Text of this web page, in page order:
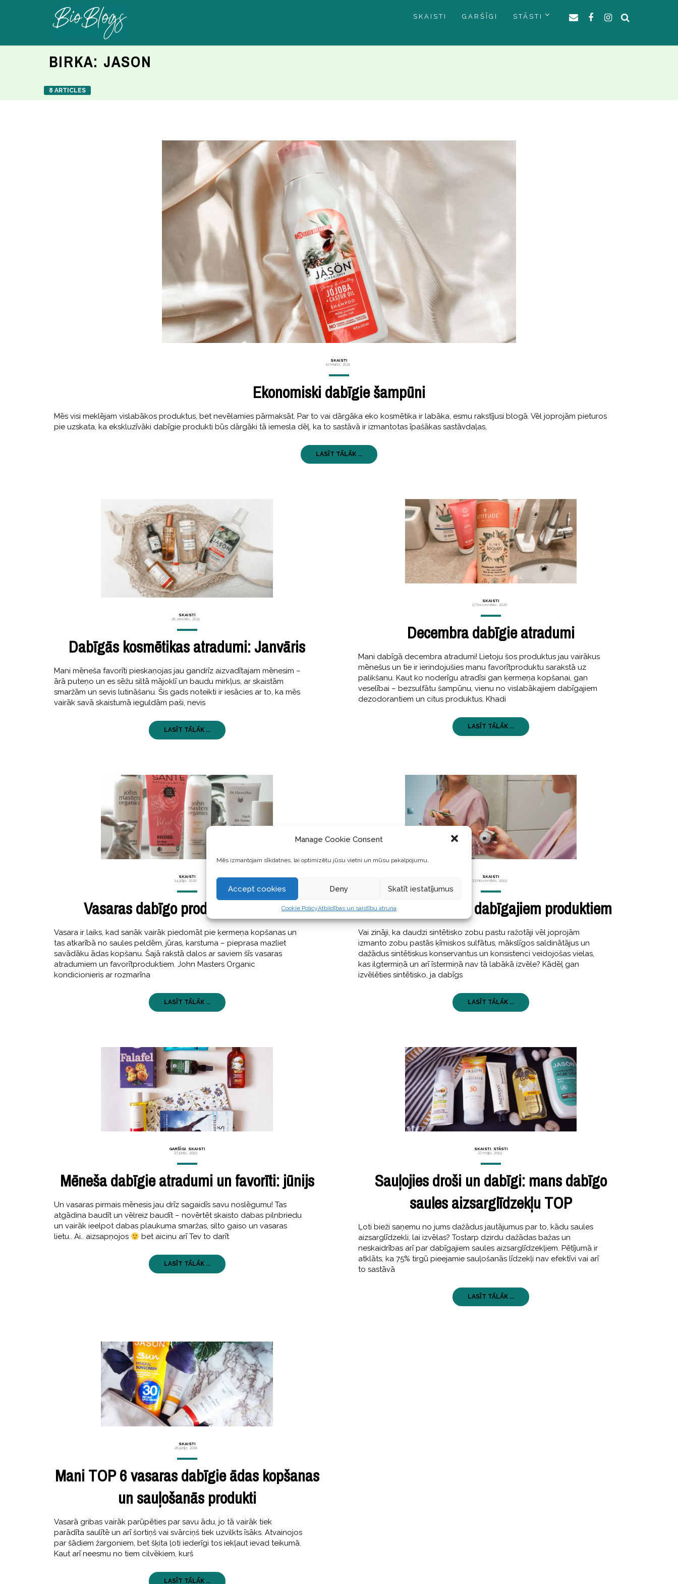
Manage Cookie Consent
Mēs izmantojam sīkdatnes, lai optimizētu jūsu vietni un mūsu pakalpojumu.
Accept cookies Deny Skatīt iestatījumus
Cookie PolicyAtbildības un saistību atruna
SKAISTI GARŠĪGI STĀSTI
BIRKA: JASON
8 ARTICLES
SKAISTI
10 Marts, 2021
Ekonomiski dabīgie šampūni
Mēs visi meklējam vislabākos produktus, bet nevēlamies pārmaksāt. Par to vai dārgāka eko kosmētika ir labāka, esmu rakstījusi blogā. Vēl joprojām pieturos
pie uzskata, ka ekskluzīvāki dabīgie produkti būs dārgāki tā iemesla dēļ, ka to sastāvā ir izmantotas īpašākas sastāvdaļas,
LASĪT TĀLĀK ...
SKAISTI
28 Janvāris, 2021
Dabīgās kosmētikas atradumi: Janvāris
Mani mēneša favorīti pieskaņojas jau gandrīz aizvadītajam mēnesim –
ārā puteņo un es sēžu siltā mājoklī un baudu mirkļus, ar skaistām
smaržām un sevis lutināšanu. Šis gads noteikti ir iesācies ar to, ka mēs
vairāk savā skaistumā ieguldām paši, nevis
LASĪT TĀLĀK ...
SKAISTI
17 Decembris, 2020
Decembra dabīgie atradumi
Mani dabīgā decembra atradumi! Lietoju šos produktus jau vairākus
mēnešus un tie ir ierindojušies manu favorītproduktu sarakstā uz
palikšanu. Kaut ko noderīgu atradīsi gan ķermeņa kopšanai, gan
veselībai – bezsulfātu šampūnu, vienu no vislabākajiem dabīgajiem
dezodorantiem un citus produktus. Khadi
LASĪT TĀLĀK ...
SKAISTI
14 jūlijs, 2020
Vasaras dabīgo produktu atradumi
Vasara ir laiks, kad sanāk vairāk piedomāt pie ķermeņa kopšanas un
tas atkarībā no saules peldēm, jūras, karstuma – pieprasa mazliet
savādāku ādas kopšanu. Šajā rakstā dalos ar saviem šīs vasaras
atradumiem un favorītproduktiem. John Masters Organic
kondicionieris ar rozmarīna
LASĪT TĀLĀK ...
SKAISTI
23 Novembris, 2019
Zobu kopšana ar dabīgajiem produktiem
Vai zināji, ka daudzi sintētisko zobu pastu ražotāji vēl joprojām
izmanto zobu pastās ķīmiskos sulfātus, mākslīgos saldinātājus un
dažādus sintētiskus konservantus un konsistenci veidojošas vielas,
kas ilgtermiņā un arī īstermiņā nav tā labākā izvēle? Kādēļ gan
izvēlēties sintētisko, ja dabīgs
LASĪT TĀLĀK ...
GARŠĪGI, SKAISTI
27 jūnijs, 2019
Mēneša dabīgie atradumi un favorīti: jūnijs
Un vasaras pirmais mēnesis jau drīz sagaidīs savu noslēgumu! Tas
atgādina baudīt un vēlreiz baudīt – novērtēt skaisto dabas pilnbriedu
un vairāk ieelpot dabas plaukuma smaržas, silto gaiso un vasaras
lietu.. Ai.. aizsapņojos
bet aicinu arī Tev to darīt
LASĪT TĀLĀK ...
SKAISTI, STĀSTI
27 maijs, 2019
Sauļojies droši un dabīgi: mans dabīgo
saules aizsarglīdzekļu TOP
Ļoti bieži saņemu no jums dažādus jautājumus par to, kādu saules
aizsarglīdzekli, lai izvēlas? Tostarp dzirdu dažādas bažas un
neskaidrības arī par dabīgajiem saules aizsarglīdzekļiem. Pētījumā ir
atklāts, ka 75% tirgū pieejamie sauļošanās līdzekļi nav efektīvi vai arī
to sastāvā
LASĪT TĀLĀK ...
SKAISTI
28 jūnijs, 2018
Mani TOP 6 vasaras dabīgie ādas kopšanas
un sauļošanās produkti
Vasarā gribas vairāk parūpēties par savu ādu, jo tā vairāk tiek
parādīta saulītē un arī šortiņš vai svārciņš tiek uzvilkts īsāks. Atvainojos
par šādiem žargoniem, bet šķita ļoti iederīgi tos iekļaut ievad teikumā.
Kaut arī neesmu no tiem cilvēkiem, kurš
LASĪT TĀLĀK ...